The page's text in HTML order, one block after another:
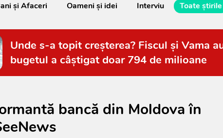
și Afaceri Oameni şi idei Interviu Toate știrile
Unde s-a topit creșterea? Fiscul și Vama
bugetul a câștigat doar 794 de milioane
bancă din Moldova în